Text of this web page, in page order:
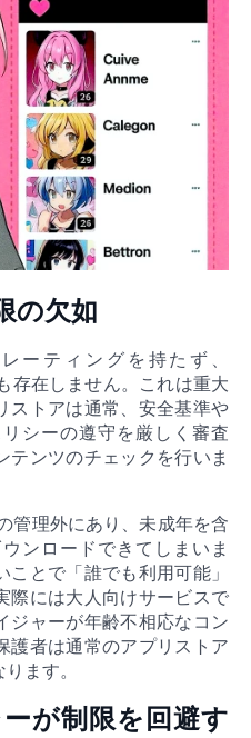
の欠如
ーティングを持たず、
存在しません。これは重大
ストアは通常、安全基準や
シーの遵守を厳しく審査
テンツのチェックを行いま
管理外にあり、未成年を含
ンロードできてしまいま
とで「誰でも利用可能」
際には大人向けサービスで
ジャーが年齢不相応なコン
護者は通常のアプリストア
ます。
が制限を回避す